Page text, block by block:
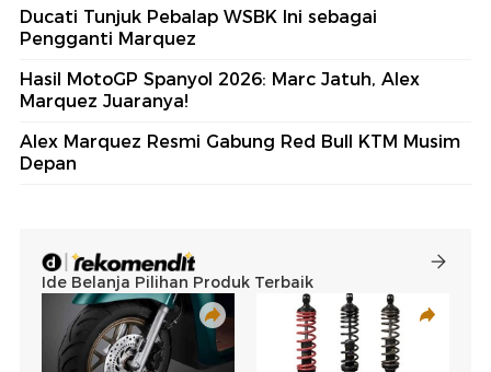
Ducati Tunjuk Pebalap WSBK Ini sebagai
Pengganti Marquez
Hasil MotoGP Spanyol 2026: Marc Jatuh, Alex
Marquez Juaranya!
Alex Marquez Resmi Gabung Red Bull KTM Musim
Depan